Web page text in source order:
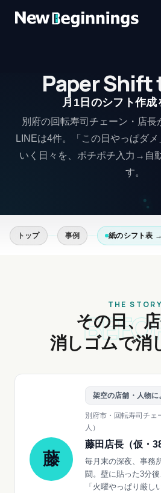
Paper Shift
月1日のシフト作成
別府の回転寿司チェーン・店長
LINEは4件。「この日やっぱダ
いく日々を、ポチポチ入力→自
す。
トップ 事例 紙のシフト表
THE STORY
その日、
消しゴムで消
藤
架空の店舗・人物
別府市・回転寿司チェ
人）
藤田店長（仮・
毎月末の深夜、事務
闘。壁に貼った3分後
「火曜やっぱり厳し